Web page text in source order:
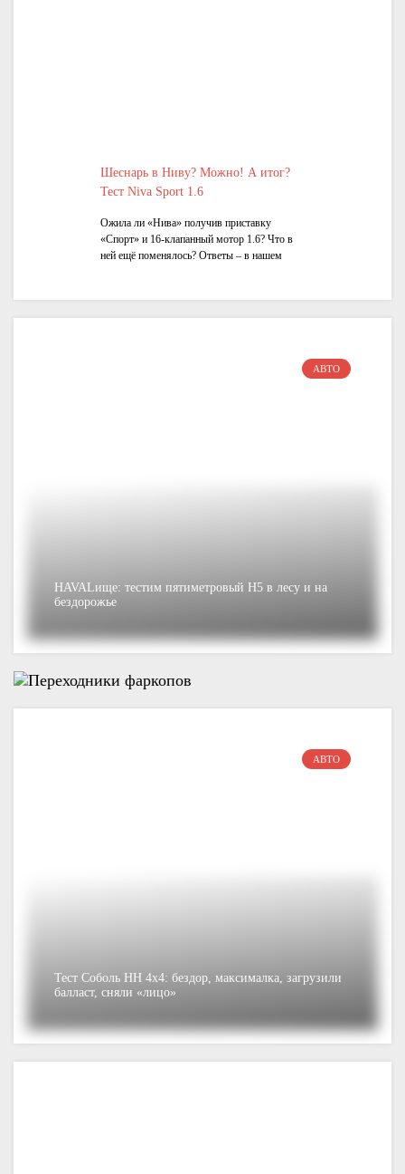
Шеснарь в Ниву? Можно! А итог?
Тест Niva Sport 1.6
Ожила ли «Нива» получив приставку
«Спорт» и 16-клапанный мотор 1.6? Что в
ней ещё поменялось? Ответы – в нашем
АВТО
HAVALище: тестим пятиметровый Н5 в лесу и на
бездорожье
АВТО
Тест Соболь НН 4х4: бездор, максималка, загрузили
балласт, сняли «лицо»